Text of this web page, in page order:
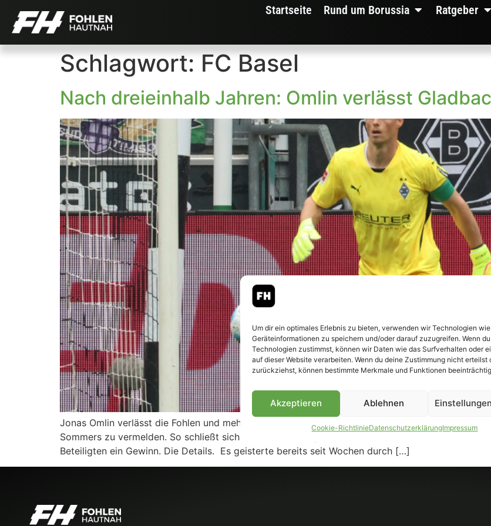
Um dir ein optimales Erlebnis zu bieten, verwenden wir Technologien
Geräteinformationen zu speichern und/oder darauf zuzugreifen. Wenn
Technologien zustimmst, können wir Daten wie das Surfverhalten oder
auf dieser Website verarbeiten. Wenn du deine Zustimmung nicht erteilst
zurückziehst, können bestimmte Merkmale und Funktionen
Akzeptieren Ablehnen
Cookie-RichtlinieDatenschutzerklärungImpressum
Startseite Rund um Borussia Ratgeber
Schlagwort: FC Basel
Nach dreieinhalb Jahren: Omlin verlässt
Jonas Omlin verlässt die Fohlen und mehrt zurück zum FC Basel. Foto: Dirk Päffgen Borussia
Sommers zu vermelden. So schließt sich Borussias Ex-Kapitän Jonas Omlin zu neuen Saison
Beteiligten ein Gewinn. Die Details. Es geisterte bereits seit Wochen durch […]